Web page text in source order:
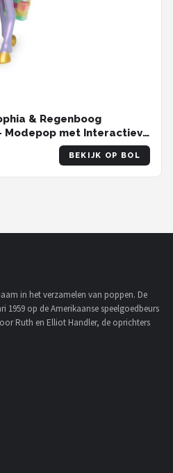
& Regenboog
Modepop met Interactieve
en muziek
BEKIJK OP BOL
in het verzamelen van poppen. De
1959 op de Amerikaanse speelgoedbeurs
Ruth en Elliot Handler, de oprichters